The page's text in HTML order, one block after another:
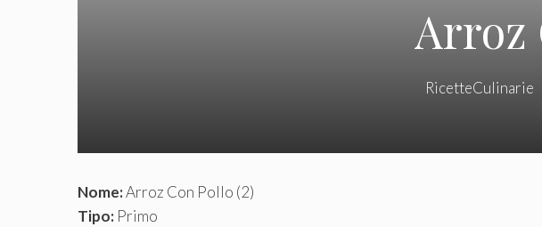
Arroz
RicetteCulinarie
Nome:Arroz Con Pollo (2)
Tipo: Primo